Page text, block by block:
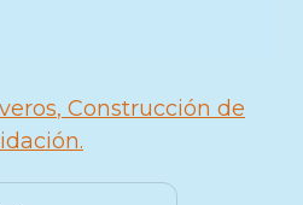
Construcción de